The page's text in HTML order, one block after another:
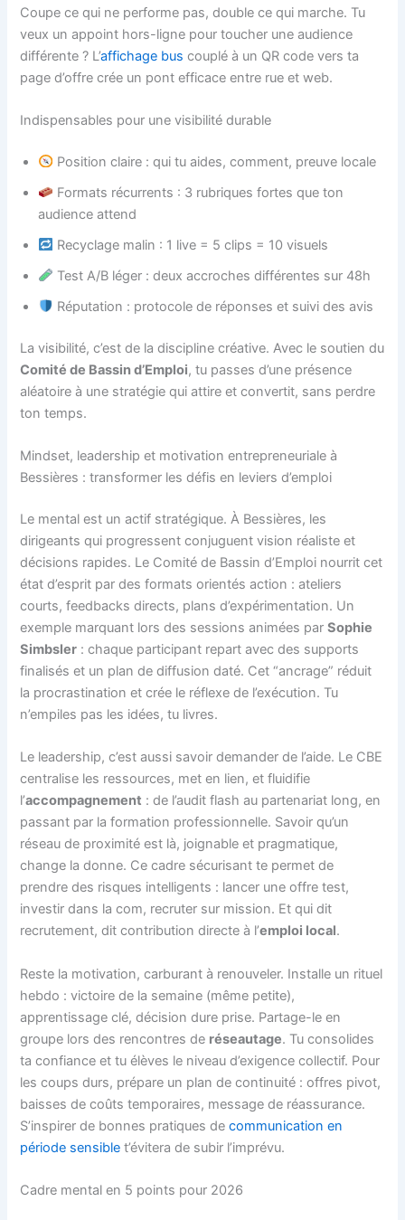
Coupe ce qui ne performe pas, double ce qui marche. Tu
veux un appoint hors-ligne pour toucher une audience
différente ? L’affichage bus couplé à un QR code vers ta
page d’offre crée un pont efficace entre rue et web.
Indispensables pour une visibilité durable
Position claire : qui tu aides, comment, preuve locale
Formats récurrents : 3 rubriques fortes que ton
audience attend
Recyclage malin : 1 live = 5 clips = 10 visuels
Test A/B léger : deux accroches différentes sur 48h
Réputation : protocole de réponses et suivi des avis
La visibilité, c’est de la discipline créative. Avec le soutien du
Comité de Bassin d’Emploi, tu passes d’une présence
aléatoire à une stratégie qui attire et convertit, sans perdre
ton temps.
Mindset, leadership et motivation entrepreneuriale à
Bessières : transformer les défis en leviers d’emploi
Le mental est un actif stratégique. À Bessières, les
dirigeants qui progressent conjuguent vision réaliste et
décisions rapides. Le Comité de Bassin d’Emploi nourrit cet
état d’esprit par des formats orientés action : ateliers
courts, feedbacks directs, plans d’expérimentation. Un
exemple marquant lors des sessions animées parSophie
Simbsler : chaque participant repart avec des supports
finalisés et un plan de diffusion daté. Cet “ancrage” réduit
la procrastination et crée le réflexe de l’exécution. Tu
n’empiles pas les idées, tu livres.
Le leadership, c’est aussi savoir demander de l’aide. Le CBE
centralise les ressources, met en lien, et fluidifie
l’accompagnement : de l’audit flash au partenariat long, en
passant par la formation professionnelle. Savoir qu’un
réseau de proximité est là, joignable et pragmatique,
change la donne. Ce cadre sécurisant te permet de
prendre des risques intelligents : lancer une offre test,
investir dans la com, recruter sur mission. Et qui dit
recrutement, dit contribution directe à l’emploi local.
Reste la motivation, carburant à renouveler. Installe un rituel
hebdo : victoire de la semaine (même petite),
apprentissage clé, décision dure prise. Partage-le en
groupe lors des rencontres de réseautage. Tu consolides
ta confiance et tu élèves le niveau d’exigence collectif. Pour
les coups durs, prépare un plan de continuité : offres pivot,
baisses de coûts temporaires, message de réassurance.
S’inspirer de bonnes pratiques decommunication en
période sensible t’évitera de subir l’imprévu.
Cadre mental en 5 points pour 2026